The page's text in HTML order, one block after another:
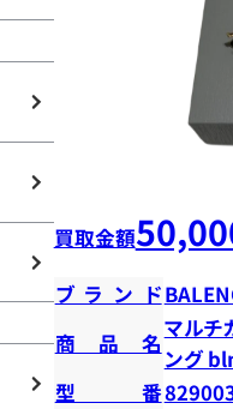
買取金額
ブランド
商品名
マルチ
ング
型番